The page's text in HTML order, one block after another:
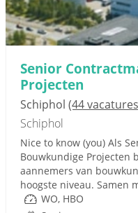
Senior
Projecten
Schiphol (44
Schiphol
Nice to know (you) Als
Bouwkundige Projecten
aannemers van
hoogste niveau. Samen
WO, HBO